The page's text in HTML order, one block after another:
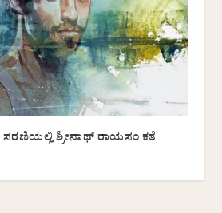
ಸರಣಿಯಲ್ಲಿ ಶ್ರೀನಾಥ್ ರಾಯಸಂ ಕತೆ